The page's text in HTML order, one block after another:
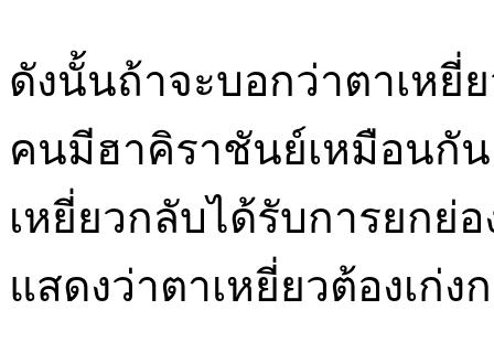
ดังนั้นถ้าจะบอกว่าตาเหยี่
คนมีฮาคิราชันย์เหมือนกั
เหยี่ยวกลับได้รับการยกย่
แสดงว่าตาเหยี่ยวต้องเก่ง